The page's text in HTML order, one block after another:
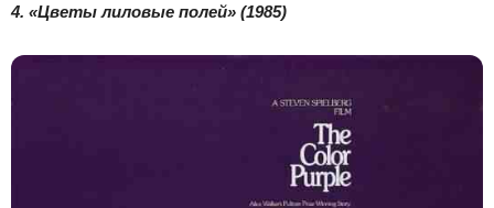
4. «Цветы лиловые полей» (1985)